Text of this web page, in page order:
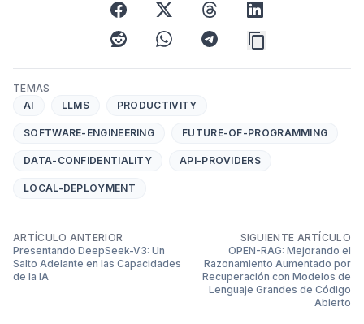
facebook
x threads linkedin
reddit whatsapptelegram
TEMAS
AI
LLMS PRODUCTIVITY
SOFTWARE-ENGINEERING FUTURE-OF-PROGRAMMING
DATA-CONFIDENTIALITY API-PROVIDERS
LOCAL-DEPLOYMENT
ARTÍCULO ANTERIOR
Presentando DeepSeek-V3: Un
Salto Adelante en las Capacidades
de la IA
SIGUIENTE ARTÍCULO
OPEN-RAG: Mejorando el
Razonamiento Aumentado por
Recuperación con Modelos de
Lenguaje Grandes de Código
Abierto